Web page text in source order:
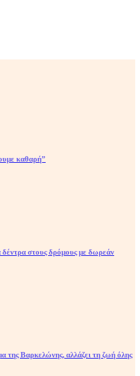
καθαρή”
στους δρόμους με δωρεάν
της Βαρκελώνης, αλλάζει τη ζωή όλης